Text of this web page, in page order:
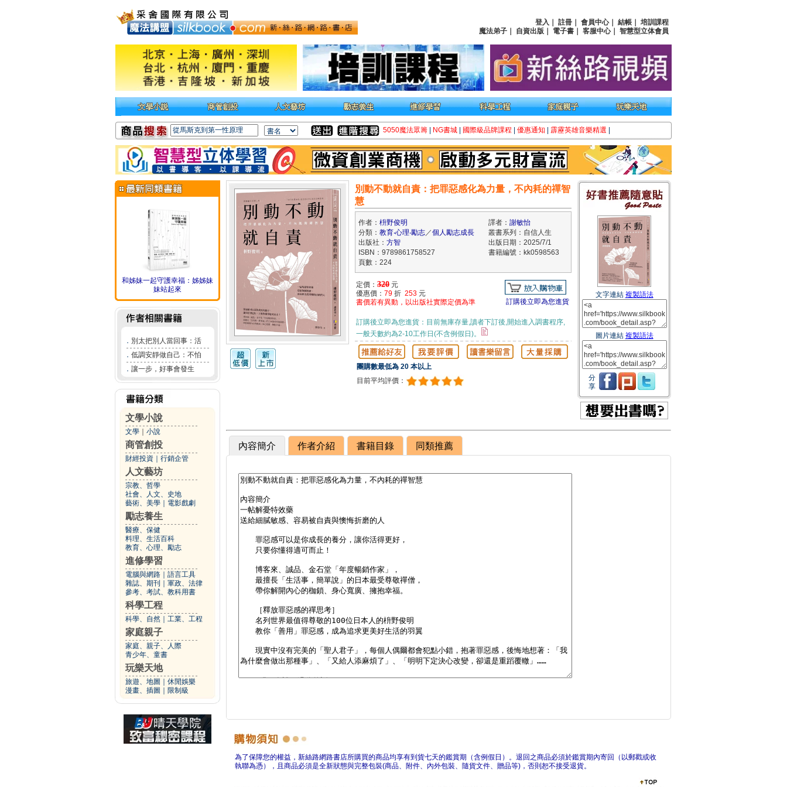
登入 註冊 會員中心｜ 結帳
培訓課程
魔法弟子
自資出版 電子書 客服中心｜ 智慧型立体會員
5050魔法眾籌 NG書城 國際級品牌課程 優惠通知 霹靂英雄音樂精選
和姊妹一起守護幸福：姊姊妹
妹站起來
． 別太把別人當回事：活
． 低調安靜做自己：不怕
． 讓一步，好事會發生
文學小說
文學 小說
商管創投
財經投資 行銷企管
人文藝坊
宗教、哲學
社會、人文、史地
藝術、美學
電影戲劇
勵志養生
醫療、保健
料理、生活百科
教育、心理、勵志
進修學習
電腦與網路
語言工具
雜誌、期刊
軍政、法律
參考、考試、教科用書
科學工程
科學、自然 工業、工程
家庭親子
家庭、親子、人際
青少年、童書
玩樂天地
旅遊、地圖
休閒娛樂
漫畫、插圖
限制級
別動不動就自責：把罪惡感化為力量，不內耗的禪智
慧
作者： 枡野俊明 譯者： 謝敏怡
分類： 教育‧心理‧勵志／個人勵志成長
叢書系列：自信人生
出版社： 方智
出版日期：2025/7/1
ISBN：9789861758527
書籍編號：kk0598563
頁數：224
定價： 320 元
優惠價： 79 折 253 元
書價若有異動，以出版社實際定價為準
訂購後立即為您進貨
訂購後立即為您進貨：目前無庫存量,讀者下訂後,開始進入調書程序,
一般天數約為2-10工作日(不含例假日)。
團購數最低為 20 本以上
目前平均評價：
文字連結 複製語法
圖片連結 複製語法
分
享
內容簡介 作者介紹 書籍目錄 同類推薦
為了保障您的權益，新絲路網路書店所購買的商品均享有到貨七天的鑑賞期（含例假日）。退回之商品必須於鑑賞期內寄回（以郵戳或收
執聯為憑），且商品必須是全新狀態與完整包裝(商品、附件、內外包裝、隨貨文件、贈品等)，否則恕不接受退貨。